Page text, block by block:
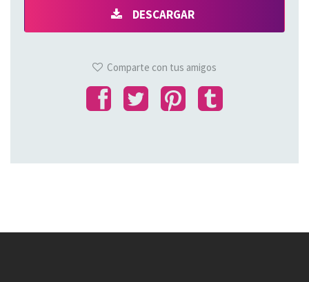
DESCARGAR
Comparte con tus amigos